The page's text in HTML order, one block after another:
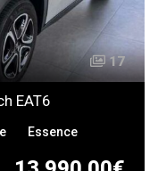
17
EAT6
Essence